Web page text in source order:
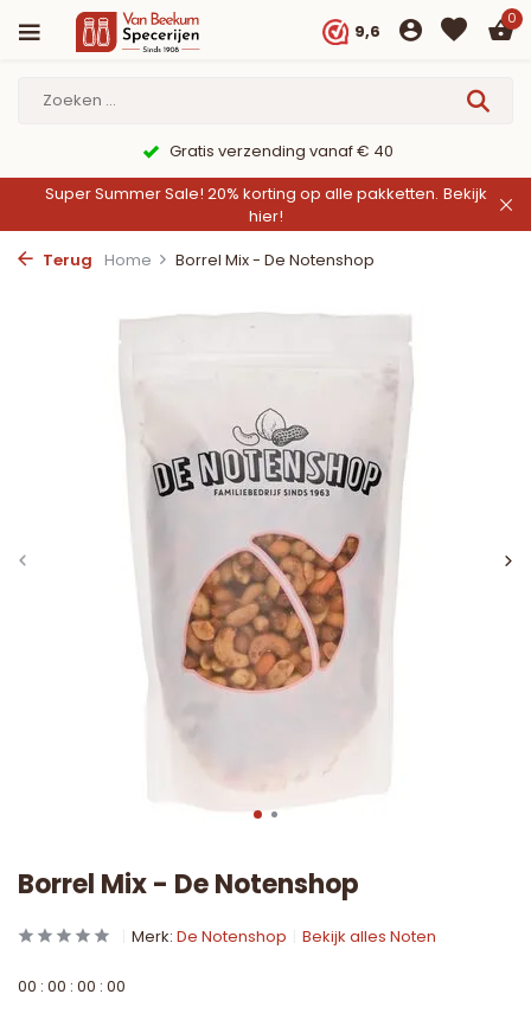
9,6
0
Gratis verzending vanaf € 40
Super Summer Sale! 20% korting op alle pakketten. Bekijk
hier!
Terug
Home Borrel Mix - De Notenshop
Borrel Mix - De Notenshop
Merk: De Notenshop Bekijk alles Noten
00 : 00 : 00 : 00